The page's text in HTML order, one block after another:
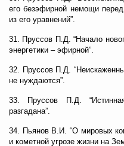
его безэфирной немощи
из его уравнений”.
31. Пруссов П.Д. “Начало
энергетики – эфирной”.
32. Пруссов П.Д.
не нуждаются”.
33. Пруссов П.Д.
разгадана”.
34. Пьянов В.И. “О мировых
и кометной угрозе жизни на